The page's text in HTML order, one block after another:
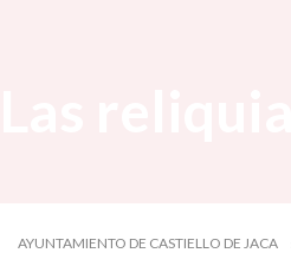
AYUNTAMIENTO DE CASTIELLO DE JACA